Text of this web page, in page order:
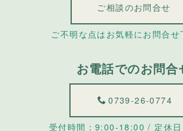
ご相談のお問合せ
ご不明な点はお気軽にお問合せ
お電話でのお問合
0739-26-0774
受付時間：9:00-18:00 / 定休日